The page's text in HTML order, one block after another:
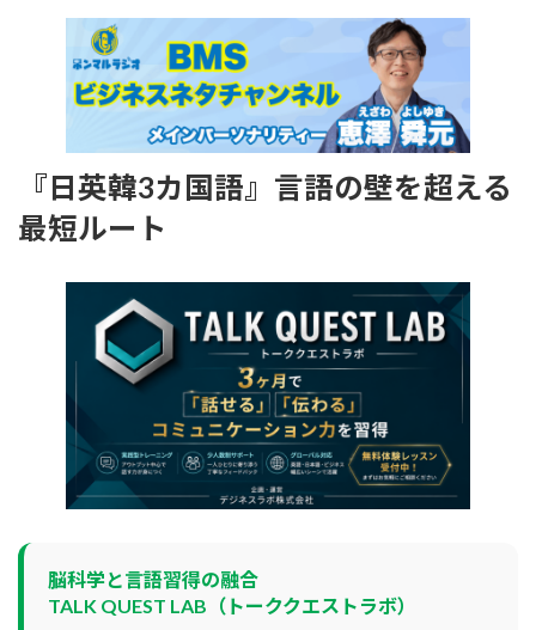
『日英韓3カ国語』言語の壁を超える
最短ルート
脳科学と言語習得の融合
TALK QUEST LAB（トーククエストラボ）